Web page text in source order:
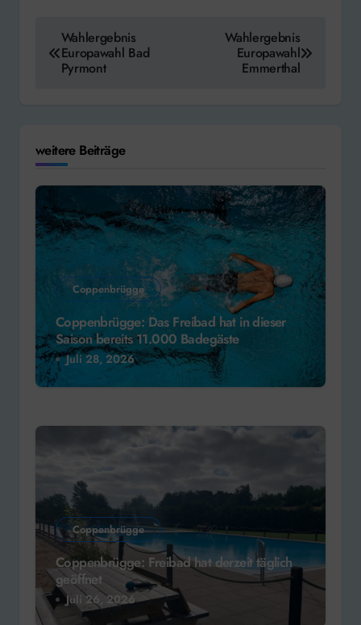
Beitragsnavigation
Wahlergebnis
Europawahl Bad
Pyrmont
Wahlergebnis
Europawahl
Emmerthal
weitere Beiträge
Coppenbrügge
Coppenbrügge: Das Freibad hat in dieser
Saison bereits 11.000 Badegäste
Juli 28, 2026
Coppenbrügge
Coppenbrügge: Freibad hat derzeit täglich
geöffnet
Juli 26, 2026